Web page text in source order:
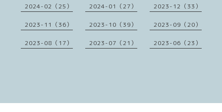
2024-02（25） 2024-01（27） 2023-12（33）
2023-11（36） 2023-10（39） 2023-09（20）
2023-08（17） 2023-07（21） 2023-06（23）